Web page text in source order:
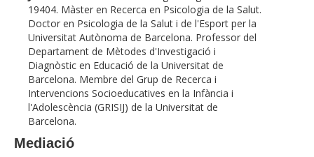
19404. Màster en Recerca en Psicologia de la Salut.
Doctor en Psicologia de la Salut i de l'Esport per la
Universitat Autònoma de Barcelona. Professor del
Departament de Mètodes d'Investigació i
Diagnòstic en Educació de la Universitat de
Barcelona. Membre del Grup de Recerca i
Intervencions Socioeducatives en la Infància i
l'Adolescència (GRISIJ) de la Universitat de
Barcelona.
Mediació